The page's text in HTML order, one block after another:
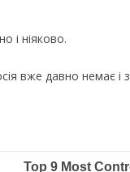
і ніяково.
вже давно немає і